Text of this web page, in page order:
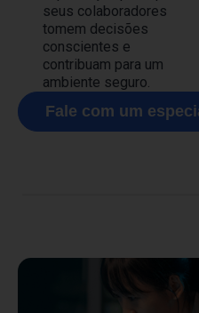
seus colaboradores
tomem decisões
conscientes e
contribuam para um
ambiente seguro.
Fale com um